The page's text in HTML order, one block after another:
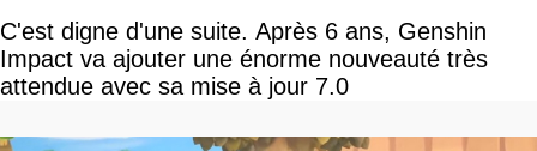
C'est digne d'une suite. Après 6 ans, Genshin
Impact va ajouter une énorme nouveauté très
attendue avec sa mise à jour 7.0